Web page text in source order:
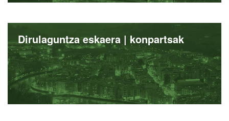
Dirulaguntza eskaera | konpartsak